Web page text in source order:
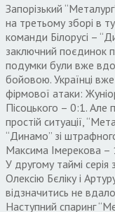
Запорізький
на третьому зборі в
команди Білорусі –
заключний поєдинок
подумки були вже
бойовою. Українці
фірмової атаки:
Пісоцького – 0:1.
простій ситуації,
“Динамо” зі
Максима Імерекова –
У другому таймі серія
Олексію Бєліку і
відзначитись не
Наступний спаринг